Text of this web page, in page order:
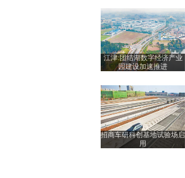
江津:团结湖数字经济产业
园建设加速推进
招商车研科创基地试验场启
用